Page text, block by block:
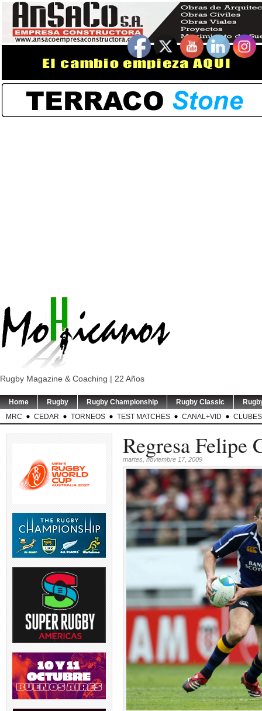
Rugby Magazine & Coaching | 22 Años
Home Rugby Rugby Championship Rugby Classic
MRC
CEDAR TORNEOS TEST MATCHES CANAL+VID CLUBES
Regresa Felipe
martes, noviembre 17, 2009
TEST MATCH | ARG v RSA |
El entrenador de...
5 0
USA v ARGENTINA XV | El
entrenador de Argentina...
TORNEO
Este sábado
6
TEST
5